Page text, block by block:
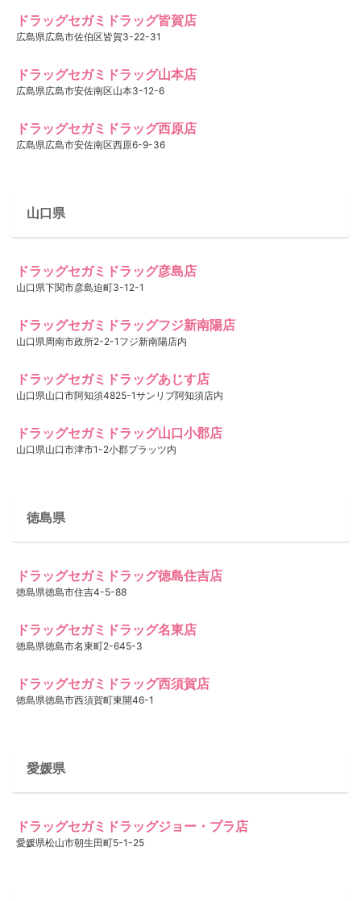
ドラッグセガミドラッグ皆賀店
広島県広島市佐伯区皆賀3-22-31
ドラッグセガミドラッグ山本店
広島県広島市安佐南区山本3-12-6
ドラッグセガミドラッグ西原店
広島県広島市安佐南区西原6-9-36
山口県
ドラッグセガミドラッグ彦島店
山口県下関市彦島迫町3-12-1
ドラッグセガミドラッグフジ新南陽店
山口県周南市政所2-2-1フジ新南陽店内
ドラッグセガミドラッグあじす店
山口県山口市阿知須4825-1サンリブ阿知須店内
ドラッグセガミドラッグ山口小郡店
山口県山口市津市1-2小郡プラッツ内
徳島県
ドラッグセガミドラッグ徳島住吉店
徳島県徳島市住吉4-5-88
ドラッグセガミドラッグ名東店
徳島県徳島市名東町2-645-3
ドラッグセガミドラッグ西須賀店
徳島県徳島市西須賀町東開46-1
愛媛県
ドラッグセガミドラッグジョー・プラ店
愛媛県松山市朝生田町5-1-25